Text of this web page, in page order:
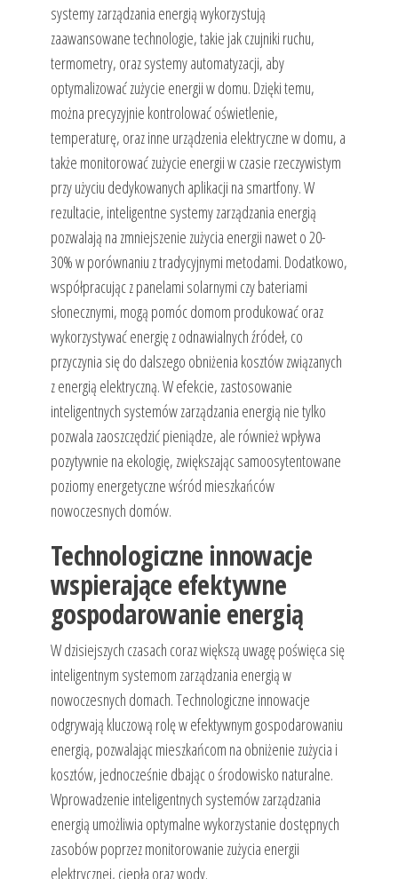
systemy zarządzania energią wykorzystują
zaawansowane technologie, takie jak czujniki ruchu,
termometry, oraz systemy automatyzacji, aby
optymalizować zużycie energii w domu. Dzięki temu,
można precyzyjnie kontrolować oświetlenie,
temperaturę, oraz inne urządzenia elektryczne w domu, a
także monitorować zużycie energii w czasie rzeczywistym
przy użyciu dedykowanych aplikacji na smartfony. W
rezultacie, inteligentne systemy zarządzania energią
pozwalają na zmniejszenie zużycia energii nawet o 20-
30% w porównaniu z tradycyjnymi metodami. Dodatkowo,
współpracując z panelami solarnymi czy bateriami
słonecznymi, mogą pomóc domom produkować oraz
wykorzystywać energię z odnawialnych źródeł, co
przyczynia się do dalszego obniżenia kosztów związanych
z energią elektryczną. W efekcie, zastosowanie
inteligentnych systemów zarządzania energią nie tylko
pozwala zaoszczędzić pieniądze, ale również wpływa
pozytywnie na ekologię, zwiększając samoosytentowane
poziomy energetyczne wśród mieszkańców
nowoczesnych domów.
Technologiczne innowacje
wspierające efektywne
gospodarowanie energią
W dzisiejszych czasach coraz większą uwagę poświęca się
inteligentnym systemom zarządzania energią w
nowoczesnych domach. Technologiczne innowacje
odgrywają kluczową rolę w efektywnym gospodarowaniu
energią, pozwalając mieszkańcom na obniżenie zużycia i
kosztów, jednocześnie dbając o środowisko naturalne.
Wprowadzenie inteligentnych systemów zarządzania
energią umożliwia optymalne wykorzystanie dostępnych
zasobów poprzez monitorowanie zużycia energii
elektrycznej, ciepła oraz wody.